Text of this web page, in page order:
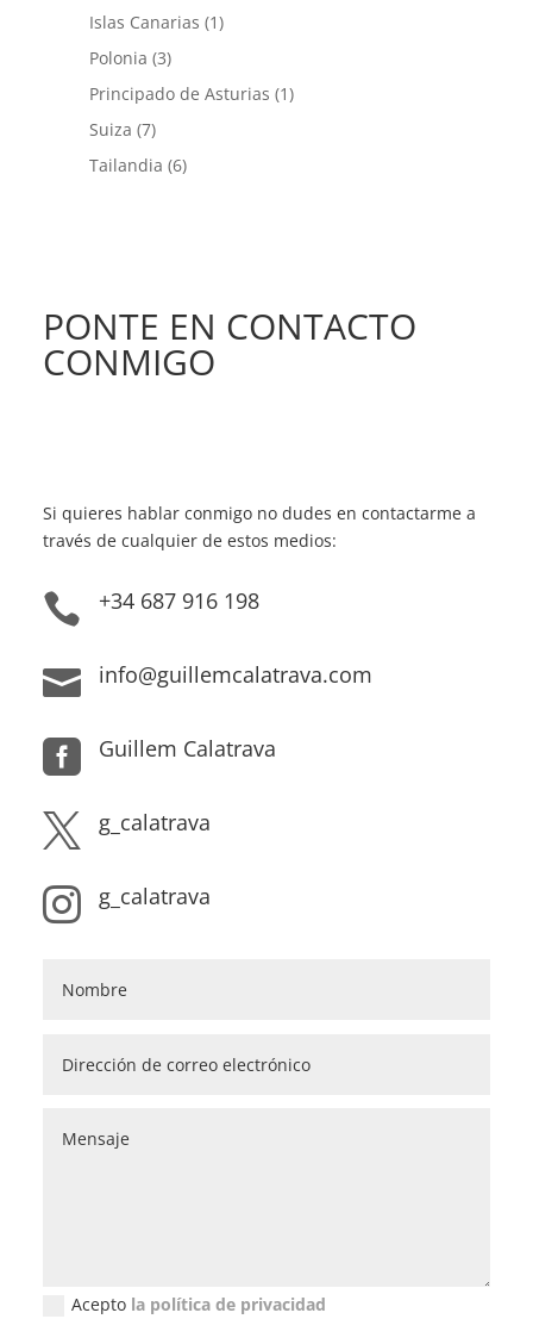
Islas Canarias (1)
Polonia (3)
Principado de Asturias (1)
Suiza (7)
Tailandia (6)
PONTE EN CONTACTO
CONMIGO
Si quieres hablar conmigo no dudes en contactarme a
través de cualquier de estos medios:
 +34 687 916 198
 info@guillemcalatrava.com
 Guillem Calatrava
 g_calatrava
 g_calatrava
Acepto la política de privacidad